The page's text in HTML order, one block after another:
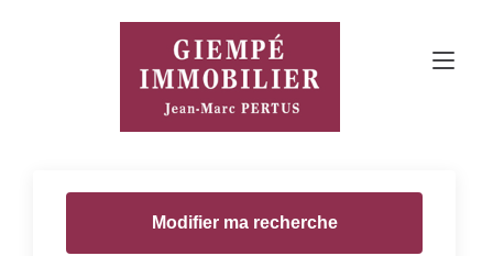
Modifier ma recherche